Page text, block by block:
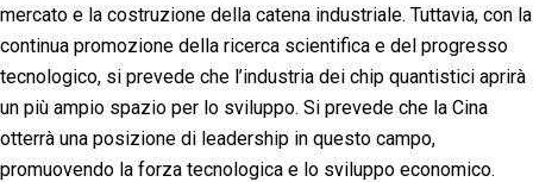
mercato e la costruzione della catena industriale. Tuttavia, con la
continua promozione della ricerca scientifica e del progresso
tecnologico, si prevede che l’industria dei chip quantistici aprirà
un più ampio spazio per lo sviluppo. Si prevede che la Cina
otterrà una posizione di leadership in questo campo,
promuovendo la forza tecnologica e lo sviluppo economico.